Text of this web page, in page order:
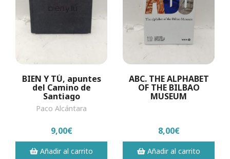
BIEN Y TÚ, apuntes
del Camino de
Santiago
Paco Alcántara
9,00€
Añadir al carrito
ABC. THE ALPHABET
OF THE BILBAO
MUSEUM
8,00€
Añadir al carrito